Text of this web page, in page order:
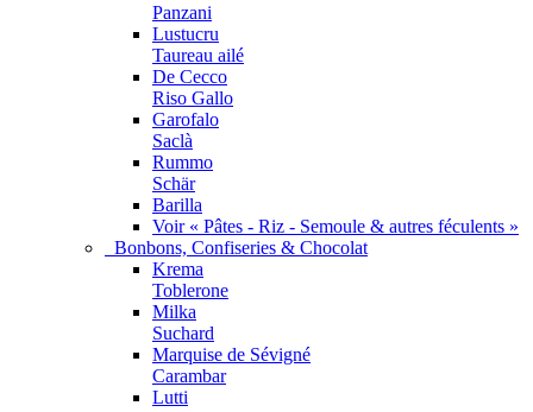
Panzani
Lustucru
Taureau ailé
De Cecco
Riso Gallo
Garofalo
Saclà
Rummo
Schär
Barilla
Voir « Pâtes - Riz - Semoule & autres féculents »
Bonbons, Confiseries & Chocolat
Krema
Toblerone
Milka
Suchard
Marquise de Sévigné
Carambar
Lutti